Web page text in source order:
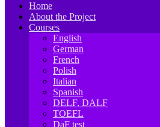
Home
About the Project
Courses
English
German
French
Polish
Italian
Spanish
DELF, DALF
TOEFL
DaF test